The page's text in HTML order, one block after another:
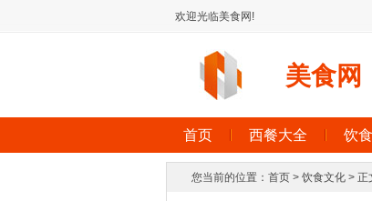
欢迎光临美食网!
美食网
首页 西餐大全 饮
您当前的位置： 首页 > 饮食文化 > 正